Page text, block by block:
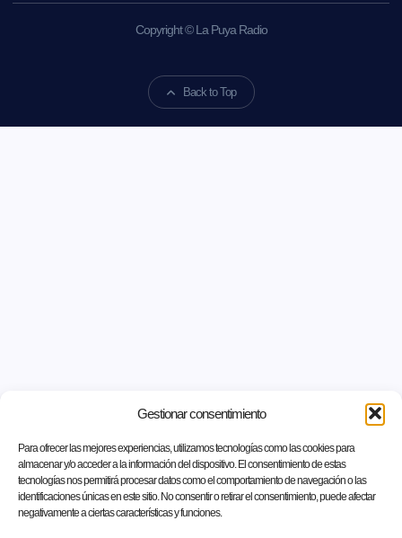
Gestionar consentimiento
Para ofrecer las mejores experiencias, utilizamos tecnologías como las cookies para
almacenar y/o acceder a la información del dispositivo. El consentimiento de estas
tecnologías nos permitirá procesar datos como el comportamiento de navegación o las
identificaciones únicas en este sitio. No consentir o retirar el consentimiento, puede afectar
negativamente a ciertas características y funciones.
Copyright © La Puya Radio
Back to Top